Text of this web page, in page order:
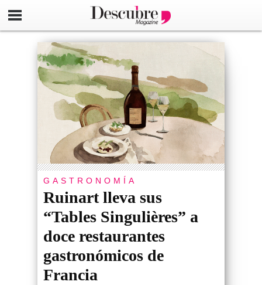
GASTRONOMÍA
Ruinart lleva sus
“Tables Singulières” a
doce restaurantes
gastronómicos de
Francia